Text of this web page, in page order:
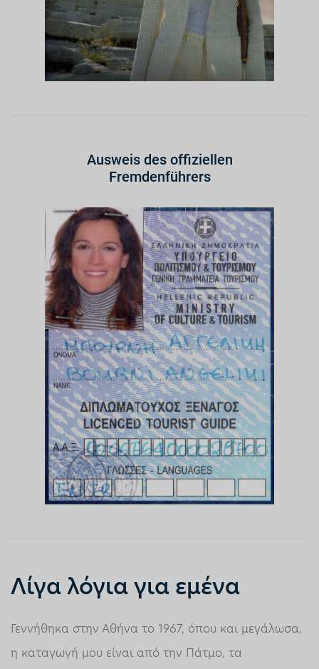
Ausweis des offiziellen
Fremdenführers
Λίγα λόγια για εμένα
Γεννήθηκα στην Αθήνα το 1967, όπου και μεγάλωσα,
η καταγωγή μου είναι από την Πάτμο, τα